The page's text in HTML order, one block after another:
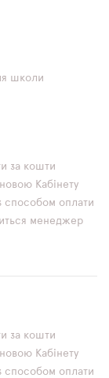
школи
за кошти
Кабінету
способом оплати
менеджер
за кошти
Кабінету
способом оплати